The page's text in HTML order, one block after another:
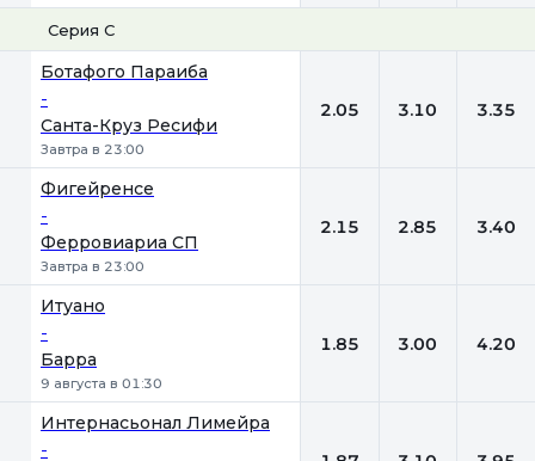
Серия С
Ботафого Параиба
-
Санта-Круз Ресифи
Завтра в 23:00
2.05 3.10 3.35
Фигейренсе
-
Ферровиариа СП
Завтра в 23:00
2.15 2.85 3.40
Итуано
-
Барра
9 августа в 01:30
1.85 3.00 4.20
Интернасьонал Лимейра
-